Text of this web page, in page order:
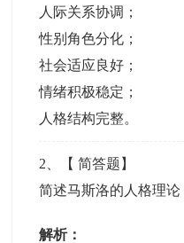
人际关系协调；
性别角色分化；
社会适应良好；
情绪积极稳定；
人格结构完整。
2 、【简答题 】
简述马斯洛的人格理论
解析：